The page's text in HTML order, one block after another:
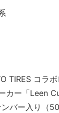
TIRES コラ
カー「Leen
バー入り（